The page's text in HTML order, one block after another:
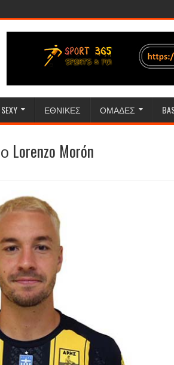
SEXY ΕΘΝΙΚΕΣ ΟΜΑΔΕΣ
Lorenzo Morón